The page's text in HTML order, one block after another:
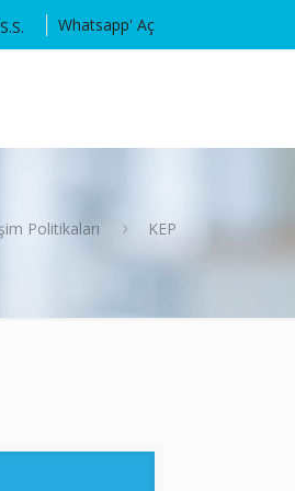
Whatsapp' Aç
Politikaları KEP